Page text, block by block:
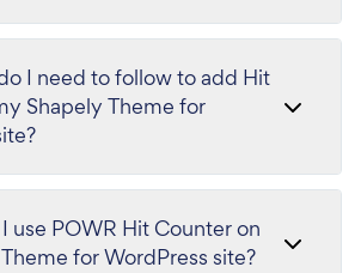
I need to follow to add Hit
Shapely Theme for
use POWR Hit Counter on
for WordPress site?